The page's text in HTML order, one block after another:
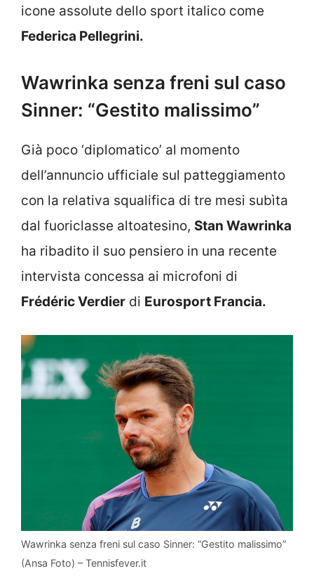
icone assolute dello sport italico come
Federica Pellegrini.
Wawrinka senza freni sul caso
Sinner: “Gestito malissimo”
Già poco ‘diplomatico’ al momento
dell’annuncio ufficiale sul patteggiamento
con la relativa squalifica di tre mesi subìta
dal fuoriclasse altoatesino, Stan Wawrinka
ha ribadito il suo pensiero in una recente
intervista concessa ai microfoni di
Frédéric Verdier di Eurosport Francia.
Wawrinka senza freni sul caso Sinner: “Gestito malissimo”
(Ansa Foto) – Tennisfever.it